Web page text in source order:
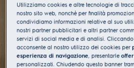
direttamente a
Esplora
Utilizziamo cookies e altre tecnologie di
nostro sito web, nonchè per finalità
condividiamo informazioni relative al suo
nostri partner pubblicitari e altri partner
servizi di social media e di analisi. Cliccando
acconsente al nostro utilizzo dei cookies per
esperienza di navigazione, presentarle
personalizzati. Chiudendo questo banner